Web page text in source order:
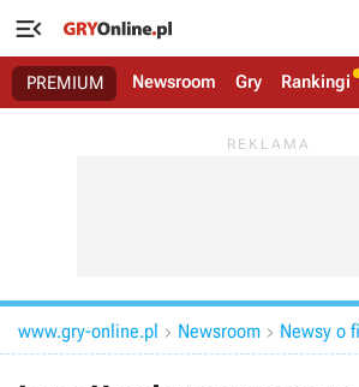

PREMIUM Newsroom Gry Rankingi
www.gry-online.pl  Newsroom  Newsy o